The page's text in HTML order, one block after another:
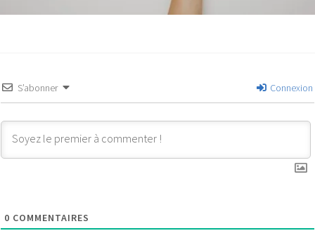
S’abonner Connexion
0 COMMENTAIRES